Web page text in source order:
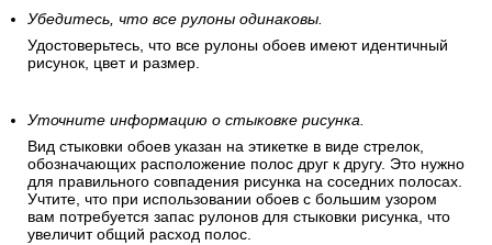
Убедитесь, что все рулоны одинаковы.
Удостоверьтесь, что все рулоны обоев имеют идентичный
рисунок, цвет и размер.
Уточните информацию о стыковке рисунка.
Вид стыковки обоев указан на этикетке в виде стрелок,
обозначающих расположение полос друг к другу. Это нужно
для правильного совпадения рисунка на соседних полосах.
Учтите, что при использовании обоев с большим узором
вам потребуется запас рулонов для стыковки рисунка, что
увеличит общий расход полос.